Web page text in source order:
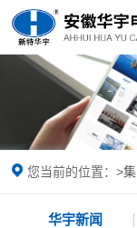
您当前的位置：>
华宇新闻